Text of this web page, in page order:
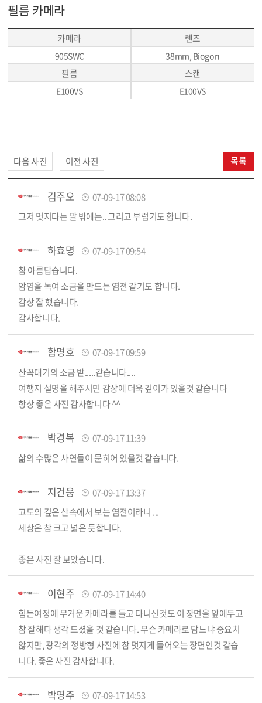
필름 카메라
카메라
905SWC
렌즈
38mm, Biogon
필름
E100VS
스캔
E100VS
다음 사진 이전 사진 목록
김주오
07-09-17 08:08
그저 멋지다는 말 밖에는.. 그리고 부럽기도 합니다.
하효명
07-09-17 09:54
참 아름답습니다.
암염을 녹여 소금을 만드는 염전 같기도 합니다.
감상 잘 했습니다.
감사합니다.
함명호
07-09-17 09:59
산꼭대기의 소금 밭.....같습니다....
여행지 설명을 해주시면 감상에 더욱 깊이가 있을것 같습니다
항상 좋은 사진 감사합니다 ^^
박경복
07-09-17 11:39
삶의 수많은 사연들이 묻히어 있을것 같습니다.
지건웅
07-09-17 13:37
고도의 깊은 산속에서 보는 염전이라니 ...
세상은 참 크고 넓은 듯합니다.
좋은 사진 잘 보았습니다.
이현주
07-09-17 14:40
힘든여정에 무거운 카메라를 들고 다니신것도 이 장면을 앞에두고
참 잘해다 생각 드셨을 것 같습니다. 무슨 카메라로 담느냐 중요치
않지만, 광각의 정방형 사진에 참 멋지게 들어오는 장면인것 같습
니다. 좋은 사진 감사합니다.
박영주
07-09-17 14:53